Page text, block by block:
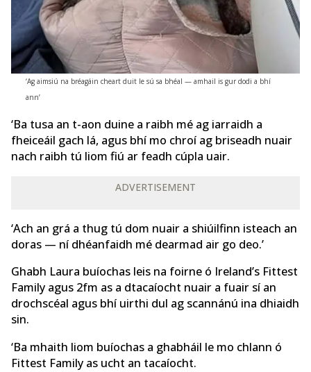
‘Ag aimsiú na bréagáin cheart duit le sú sa bhéal — amhail is gur dodi a bhí
ann’
‘Ba tusa an t-aon duine a raibh mé ag iarraidh a
fheiceáil gach lá, agus bhí mo chroí ag briseadh nuair
nach raibh tú liom fiú ar feadh cúpla uair.
ADVERTISEMENT
‘Ach an grá a thug tú dom nuair a shiúilfinn isteach an
doras — ní dhéanfaidh mé dearmad air go deo.’
Ghabh Laura buíochas leis na foirne ó Ireland’s Fittest
Family agus 2fm as a dtacaíocht nuair a fuair sí an
drochscéal agus bhí uirthi dul ag scannánú ina dhiaidh
sin.
‘Ba mhaith liom buíochas a ghabháil le mo chlann ó
Fittest Family as ucht an tacaíocht.